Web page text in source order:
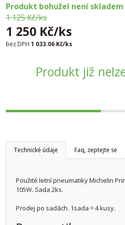
Produkt bohužel není skladem
1 125 Kč/ks
1 250 Kč/ks
bez DPH 1 033.06 Kč/ks
Produkt již
Technické údaje Faq, zeptejte se
Použité letní pneumatiky Michelin
105W. Sada 2ks.
Prodej po sadách. 1sada = 4 kusy.